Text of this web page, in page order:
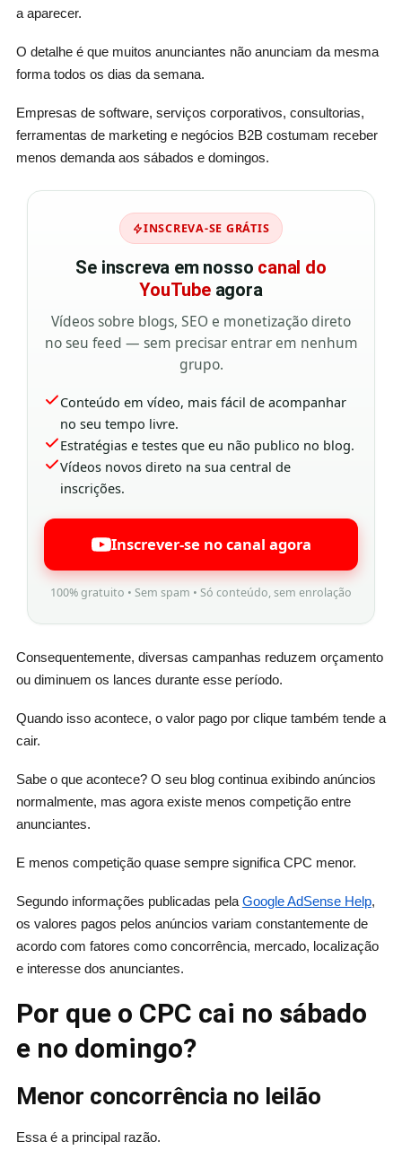
a aparecer.
O detalhe é que muitos anunciantes não anunciam da mesma
forma todos os dias da semana.
Empresas de software, serviços corporativos, consultorias,
ferramentas de marketing e negócios B2B costumam receber
menos demanda aos sábados e domingos.
INSCREVA-SE GRÁTIS
Se inscreva em nosso canal do
YouTubeagora
Vídeos sobre blogs, SEO e monetização direto
no seu feed — sem precisar entrar em nenhum
grupo.
Conteúdo em vídeo, mais fácil de acompanhar
no seu tempo livre.
Estratégias e testes que eu não publico no blog.
Vídeos novos direto na sua central de
inscrições.
Inscrever-se no canal agora
100% gratuito • Sem spam • Só conteúdo, sem enrolação
Consequentemente, diversas campanhas reduzem orçamento
ou diminuem os lances durante esse período.
Quando isso acontece, o valor pago por clique também tende a
cair.
Sabe o que acontece? O seu blog continua exibindo anúncios
normalmente, mas agora existe menos competição entre
anunciantes.
E menos competição quase sempre significa CPC menor.
Segundo informações publicadas pela Google AdSense Help,
os valores pagos pelos anúncios variam constantemente de
acordo com fatores como concorrência, mercado, localização
e interesse dos anunciantes.
Por que o CPC cai no sábado
e no domingo?
Menor concorrência no leilão
Essa é a principal razão.